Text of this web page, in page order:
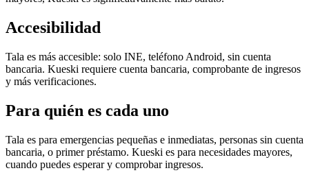
Accesibilidad
Tala es más accesible: solo INE, teléfono Android, sin cuenta
bancaria. Kueski requiere cuenta bancaria, comprobante de ingresos
y más verificaciones.
Para quién es cada uno
Tala es para emergencias pequeñas e inmediatas, personas sin cuenta
bancaria, o primer préstamo. Kueski es para necesidades mayores,
cuando puedes esperar y comprobar ingresos.